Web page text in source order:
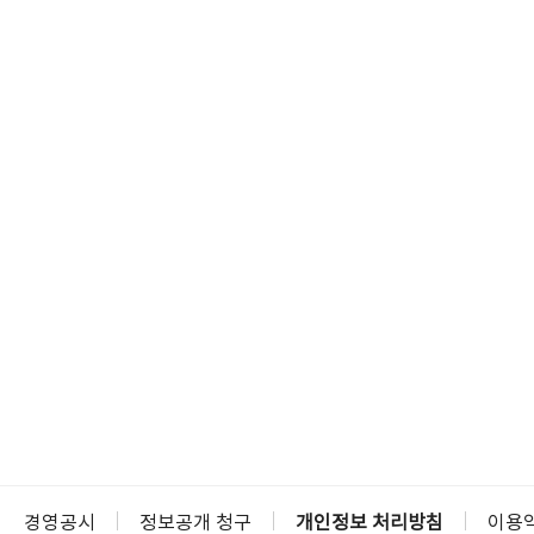
경영공시 정보공개 청구 개인정보 처리방침 이용